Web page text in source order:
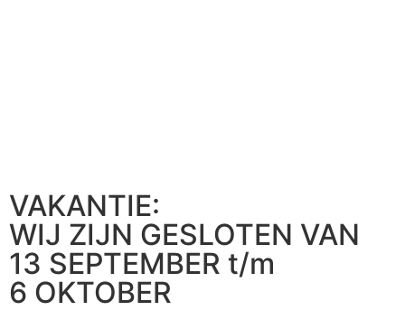
VAKANTIE:
WIJ ZIJN GESLOTEN VAN
13 SEPTEMBER t/m
6 OKTOBER